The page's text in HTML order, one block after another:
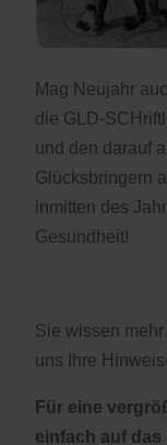
Mag Neujahr
die GLD-
und den darauf
Glücksbringern
inmitten des
Gesundheit!
Sie wissen
uns Ihre
Für eine
einfach auf